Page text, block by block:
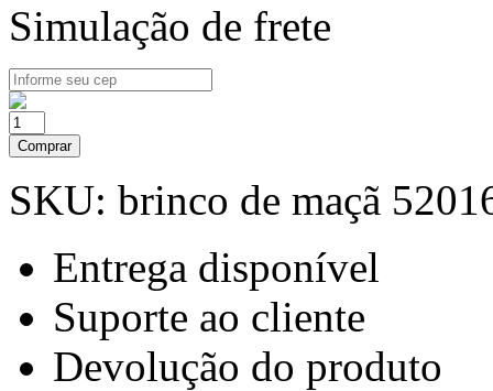
Simulação de frete
Comprar
SKU: brinco de maçã
Entrega disponível
Suporte ao cliente
Devolução do produto